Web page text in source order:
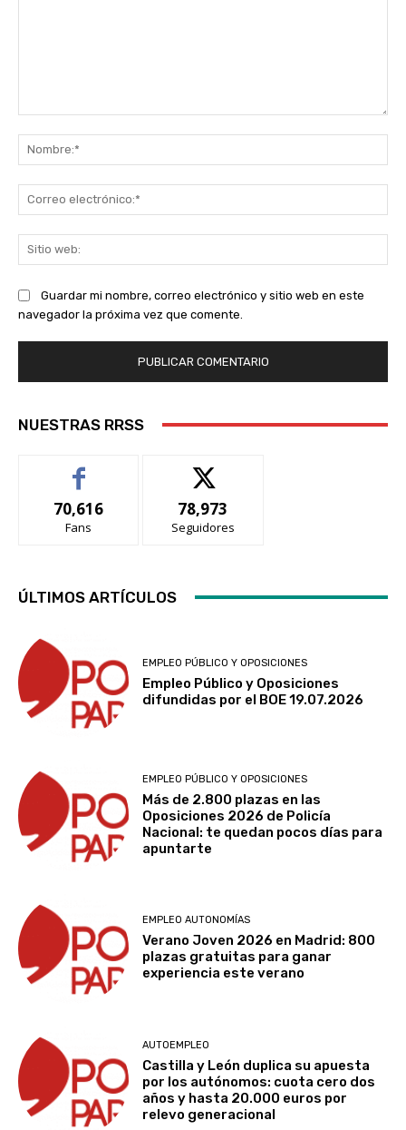
Guardar mi nombre, correo electrónico y sitio web en este
navegador la próxima vez que comente.
NUESTRAS RRSS
70,616
Fans
78,973
Seguidores
ÚLTIMOS ARTÍCULOS
EMPLEO PÚBLICO Y OPOSICIONES
Empleo Público y Oposiciones
difundidas por el BOE 19.07.2026
EMPLEO PÚBLICO Y OPOSICIONES
Más de 2.800 plazas en las
Oposiciones 2026 de Policía
Nacional: te quedan pocos días para
apuntarte
EMPLEO AUTONOMÍAS
Verano Joven 2026 en Madrid: 800
plazas gratuitas para ganar
experiencia este verano
AUTOEMPLEO
Castilla y León duplica su apuesta
por los autónomos: cuota cero dos
años y hasta 20.000 euros por
relevo generacional